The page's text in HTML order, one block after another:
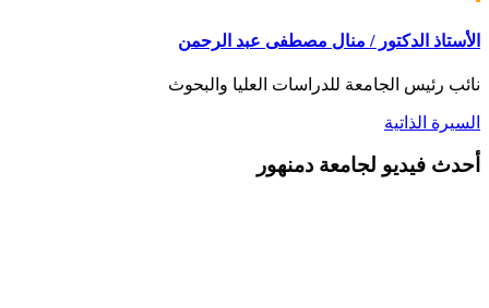
الأستاذ الدكتور / منال مصطفى عبد الرحمن
نائب رئيس الجامعة للدراسات العليا والبحوث
السيرة الذاتية
أحدث فيديو لجامعة دمنهور